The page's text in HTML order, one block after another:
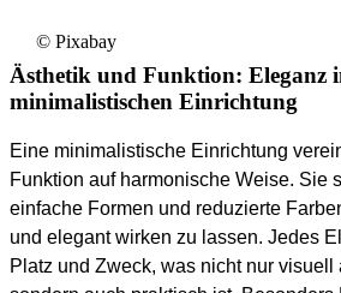
© Pixabay
Ästhetik und Funktion: Eleganz
minimalistischen Einrichtung
Eine minimalistische Einrichtung
Funktion auf harmonische Weise. Sie
einfache Formen und reduzierte
und elegant wirken zu lassen. Jedes
Platz und Zweck, was nicht nur visuell